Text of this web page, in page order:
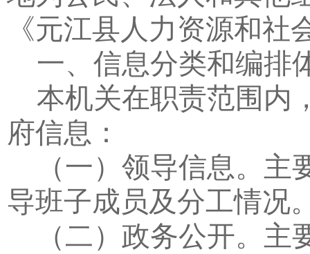
《元江县人力资源和
一、信息分类和编排
本机关在职责范围内
府信息：
（一）领导信息。 主
导班子成员及分工情况
（二）政务公开。 主